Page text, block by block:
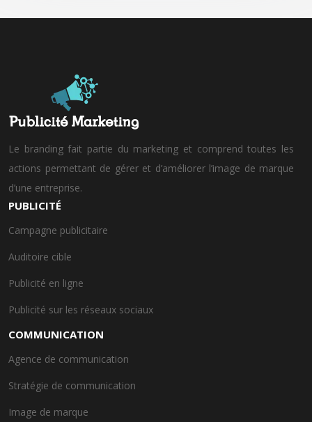
Le branding fait partie du marketing et comprend toutes les
actions permettant de gérer et d’améliorer l’image de marque
d’une entreprise.
PUBLICITÉ
Campagne publicitaire
Auditoire cible
Publicité en ligne
Publicité sur les réseaux sociaux
COMMUNICATION
Agence de communication
Stratégie de communication
Image de marque